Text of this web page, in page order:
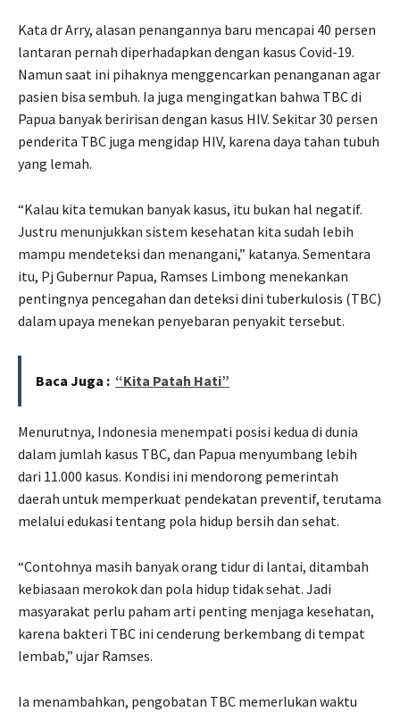
Kata dr Arry, alasan penangannya baru mencapai 40 persen
lantaran pernah diperhadapkan dengan kasus Covid-19.
Namun saat ini pihaknya menggencarkan penanganan agar
pasien bisa sembuh. Ia juga mengingatkan bahwa TBC di
Papua banyak beririsan dengan kasus HIV. Sekitar 30 persen
penderita TBC juga mengidap HIV, karena daya tahan tubuh
yang lemah.
“Kalau kita temukan banyak kasus, itu bukan hal negatif.
Justru menunjukkan sistem kesehatan kita sudah lebih
mampu mendeteksi dan menangani,” katanya. Sementara
itu, Pj Gubernur Papua, Ramses Limbong menekankan
pentingnya pencegahan dan deteksi dini tuberkulosis (TBC)
dalam upaya menekan penyebaran penyakit tersebut.
Baca Juga : “Kita Patah Hati”
Menurutnya, Indonesia menempati posisi kedua di dunia
dalam jumlah kasus TBC, dan Papua menyumbang lebih
dari 11.000 kasus. Kondisi ini mendorong pemerintah
daerah untuk memperkuat pendekatan preventif, terutama
melalui edukasi tentang pola hidup bersih dan sehat.
“Contohnya masih banyak orang tidur di lantai, ditambah
kebiasaan merokok dan pola hidup tidak sehat. Jadi
masyarakat perlu paham arti penting menjaga kesehatan,
karena bakteri TBC ini cenderung berkembang di tempat
lembab,” ujar Ramses.
Ia menambahkan, pengobatan TBC memerlukan waktu